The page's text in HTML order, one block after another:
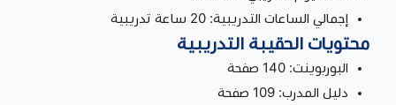
إجمالي الساعات التدريبية: 20 ساعة تدريبية
محتويات الحقيبة التدريبية
البوربوينت: 140 صفحة
دليل المدرب: 109 صفحة